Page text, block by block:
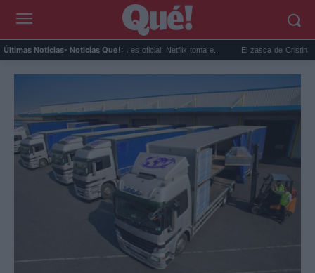
Últimas Noticias- Noticias Que!:
Sandokán temporada 2 ya es oficial: Netflix toma e... El zasca de Cristina